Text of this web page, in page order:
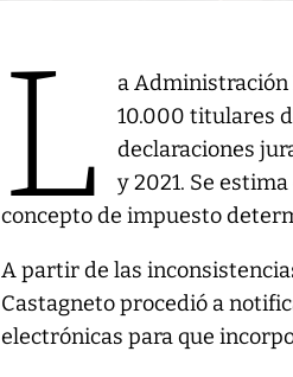
L
a Administración
10.000 titulares
declaraciones
y 2021. Se
concepto de impuesto
A partir de las
Castagneto procedió a
electrónicas para que